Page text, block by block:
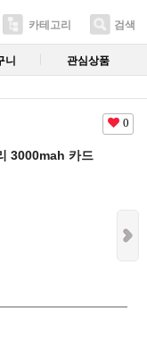
카테고리 검색
니 관심상품
0
3000mah 카드